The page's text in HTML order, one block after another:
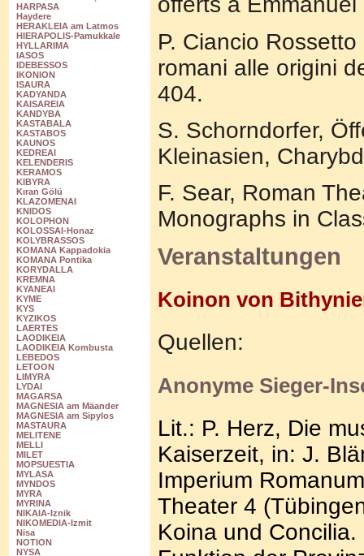
HARPASA
Haydere
HERAKLEIA am Latmos
HIERAPOLIS-Pamukkale
HYLLARIMA
IASOS
IDEBESSOS
IKONION
ISAURA
KADYANDA
KAISAREIA
KANDYBA
KASTABALA
KASTABOS
KAUNOS
KEDREAI
KELENDERIS
KERAMOS
KIBYRA
Kıran Gölü
KLAZOMENAI
KNIDOS
KOLOPHON
KOLOSSAI-Honaz
KOLYBRASSOS
KOMANA Kappadokia
KOMANA Pontika
KORYDALLA
KREMNA
KYANEAI
KYME
KYS
KYZIKOS
LAERTES
LAODIKEIA
LAODIKEIA Kombusta
LEBEDOS
LETOON
LIMYRA
LYDAI
MAGARSA
MAGNESIA am Mäander
MAGNESIA am Sipylos
MASTAURA
MELITENE
MELLI
MILET
MOPSUESTIA
MYLASA
MYNDOS
MYRA
MYRINA
NIKAIA-Iznik
NIKOMEDIA-Izmit
Nisa
NOTION
NYSA
P. Ciancio
romani alle origini
404.
S. Schorndorfer,
Kleinasien,
F. Sear, Roman
Monographs in
Veranstaltungen
Koinon von
Quellen:
Anonyme Sieger-
Lit.: P. Herz, Die
Kaiserzeit, in: J.
Imperium
Theater 4
Koina und